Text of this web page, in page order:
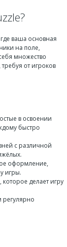
ваша основная
на поле,
множество
от игроков
в освоении
быстро
с различной
оформление,
игры.
делает игру